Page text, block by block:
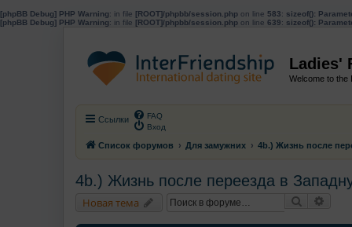
[phpBB Debug] PHP Warning: in file [ROOT]/phpbb/session.php on line 583: sizeof():
[phpBB Debug] PHP Warning: in file [ROOT]/phpbb/session.php on line 639: sizeof():
Ladies'
Welcome to the
Ссылки
FAQ
Вход
Список форумов Для замужних 4b.) Жизнь после
4b.) Жизнь после переезда в
Новая тема Поиск